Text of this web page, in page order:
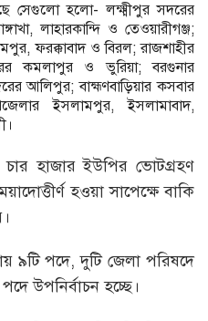
সেগুলো হলো- লক্ষ্মীপুর সদরের
লাহারকান্দি ও তেওয়ারীগঞ্জ;
ফরক্কাবাদ ও বিরল; রাজশাহীর
কমলাপুর ও ভুরিয়া; বরগুনার
আলিপুর; বাহ্মণবাড়িয়ার কসবার
ইসলামপুর, ইসলামাবাদ,
হাজার ইউপির ভোটগ্রহণ
হওয়া সাপেক্ষে বাকি
পদে, দুটি জেলা পরিষদে
উপনির্বাচন হচ্ছে।